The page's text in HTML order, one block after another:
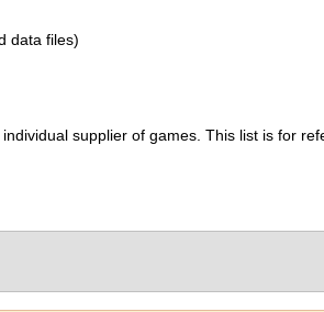
data files)
supplier of games. This list is for